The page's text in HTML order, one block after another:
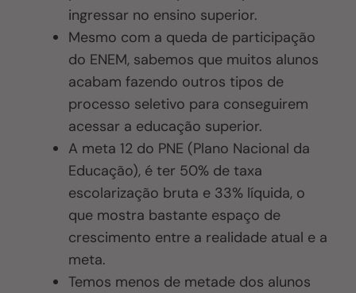
ingressar no ensino superior.
Mesmo com a queda de participação
do ENEM, sabemos que muitos alunos
acabam fazendo outros tipos de
processo seletivo para conseguirem
acessar a educação superior.
A meta 12 do PNE (Plano Nacional da
Educação), é ter 50% de taxa
escolarização bruta e 33% líquida, o
que mostra bastante espaço de
crescimento entre a realidade atual e a
meta.
Temos menos de metade dos alunos